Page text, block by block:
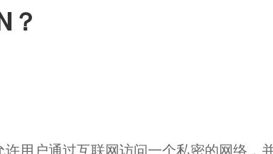
？
许用户通过互联网访问一个私密的网络，